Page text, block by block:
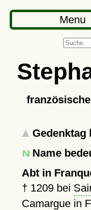
Menu
Gedenktag
Name
Abt in
† 1209bei
Camargue in